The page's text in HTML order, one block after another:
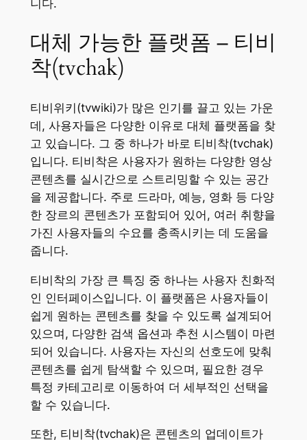
니다.
대체 가능한 플랫폼 – 티비
착(tvchak)
티비위키(tvwiki)가 많은 인기를 끌고 있는 가운
데, 사용자들은 다양한 이유로 대체 플랫폼을 찾
고 있습니다. 그 중 하나가 바로 티비착(tvchak)
입니다. 티비착은 사용자가 원하는 다양한 영상
콘텐츠를 실시간으로 스트리밍할 수 있는 공간
을 제공합니다. 주로 드라마, 예능, 영화 등 다양
한 장르의 콘텐츠가 포함되어 있어, 여러 취향을
가진 사용자들의 수요를 충족시키는 데 도움을
줍니다.
티비착의 가장 큰 특징 중 하나는 사용자 친화적
인 인터페이스입니다. 이 플랫폼은 사용자들이
쉽게 원하는 콘텐츠를 찾을 수 있도록 설계되어
있으며, 다양한 검색 옵션과 추천 시스템이 마련
되어 있습니다. 사용자는 자신의 선호도에 맞춰
콘텐츠를 쉽게 탐색할 수 있으며, 필요한 경우
특정 카테고리로 이동하여 더 세부적인 선택을
할 수 있습니다.
또한, 티비착(tvchak)은 콘텐츠의 업데이트가